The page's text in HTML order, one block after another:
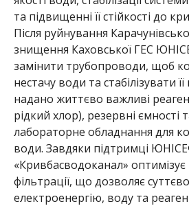
та підвищенні її стійкості до
Після руйнування
знищення Каховської ГЕС
замінити трубопроводи, щоб
нестачу води та стабілізувати
надано життєво важливі
рідкий хлор), резервні ємності
лабораторне обладнання для
води. Завдяки підтримці
«Кривбасводоканал»
фільтрації, що дозволяє
електроенергію, воду та